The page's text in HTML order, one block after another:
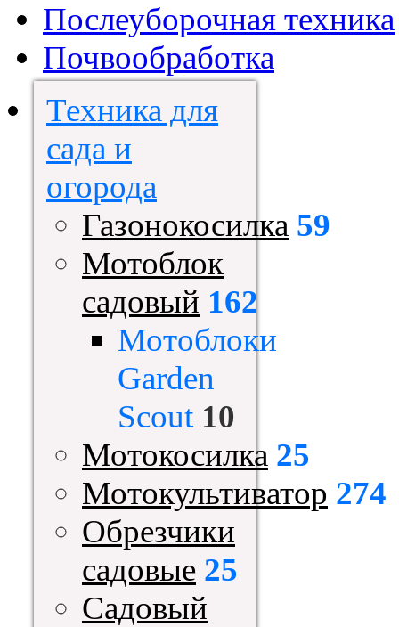
Послеуборочная техника
Почвообработка
Техника для
сада и
огорода
Газонокосилка 59
Мотоблок
садовый 162
Мотоблоки
Garden
Scout 10
Мотокосилка 25
Мотокультиватор 274
Обрезчики
садовые 25
Садовый